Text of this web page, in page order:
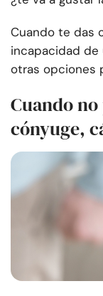
Cuando te das
incapacidad de
otras opciones
Cuando
cónyuge,